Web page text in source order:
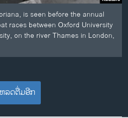
is seen before the annual
races between Oxford University
on the river Thames in London,
ລດຕື່ມອີກ